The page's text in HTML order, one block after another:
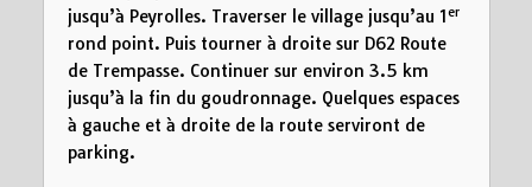
jusqu’à Peyrolles. Traverser le village jusqu’au 1er
rond point. Puis tourner à droite sur D62 Route
de Trempasse. Continuer sur environ 3.5 km
jusqu’à la fin du goudronnage. Quelques espaces
à gauche et à droite de la route serviront de
parking.